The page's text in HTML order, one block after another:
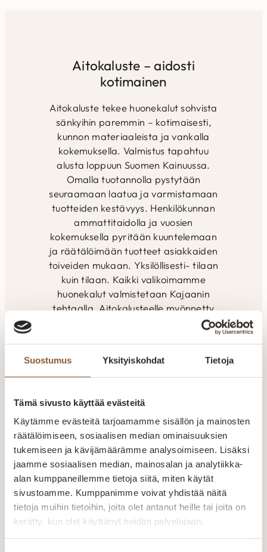
Suostumus Yksityiskohdat Tietoja
Tämä sivusto käyttää evästeitä
Käytämme evästeitä tarjoamamme sisällön ja mainosten
räätälöimiseen, sosiaalisen median ominaisuuksien
tukemiseen ja kävijämäärämme analysoimiseen. Lisäksi
jaamme sosiaalisen median, mainosalan ja analytiikka-
alan kumppaneillemme tietoja siitä, miten käytät
sivustoamme. Kumppanimme voivat yhdistää näitä
tietoja muihin tietoihin, joita olet antanut heille tai joita on
kerätty, kun olet käyttänyt heidän palvelujaan.
Saatavana…
allergiaystävällistä
Eco…
Aitokaluste – aidosti
kotimainen
Aitokaluste tekee huonekalut sohvista
sänkyihin paremmin – kotimaisesti,
kunnon materiaaleista ja vankalla
kokemuksella. Valmistus tapahtuu
alusta loppuun Suomen Kainuussa.
Omalla tuotannolla pystytään
seuraamaan laatua ja varmistamaan
tuotteiden kestävyys. Henkilökunnan
ammattitaidolla ja vuosien
kokemuksella pyritään kuuntelemaan
ja räätälöimään tuotteet asiakkaiden
toiveiden mukaan. Yksilöllisesti- tilaan
kuin tilaan. Kaikki valikoimamme
huonekalut valmistetaan Kajaanin
tehtaalla. Aitokalusteelle myönnetty
Avainlippu-merkki kertoo Suomessa
Suomalaista laatutyötä
kokeneiden ammattilaisten käsissä. Laatu näkyy
rakenteissa, materiaaleissa ja viimeistellyissä
yksityiskohdissa.
Valmistetaan Kainuussa Suomessa
Aitokalusteen huonekalut valmistetaan Kajaanin
tehtaalla alusta loppuun. Oma tuotanto mahdollistaa
laadun valvonnan ja tuotteiden räätälöinnin
asiakkaiden tarpeisiin.